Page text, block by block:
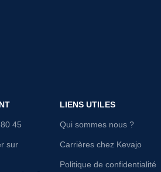
45
sur
LIENS UTILES
Qui sommes nous ?
Carrières chez Kevajo
Politique de confidentialité